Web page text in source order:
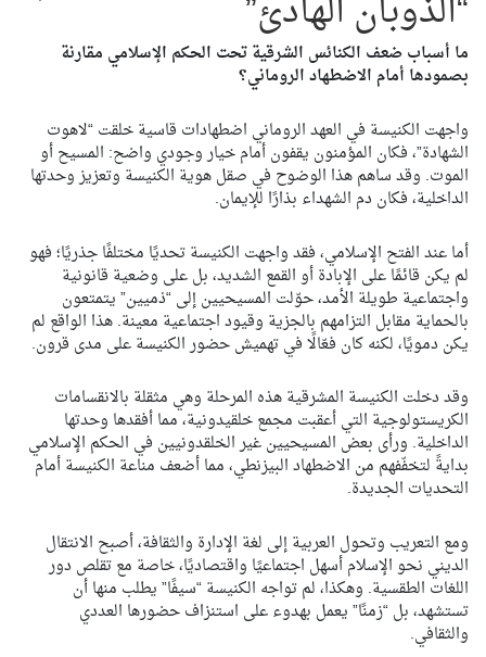
ما أسباب ضعف الكنائس الشرقية تحت الحكم الإسلامي مقارنة
بصمودها أمام الاضطهاد الروماني؟
واجهت الكنيسة في العهد الروماني اضطهادات قاسية خلقت “لاهوت
الشهادة”، فكان المؤمنون يقفون أمام خيار وجودي واضح: المسيح أو
الموت. وقد ساهم هذا الوضوح في صقل هوية الكنيسة وتعزيز وحدتها
الداخلية، فكان دم الشهداء بذارًا للإيمان.
أما عند الفتح الإسلامي، فقد واجهت الكنيسة تحديًا مختلفًا جذريًا؛ فهو
لم يكن قائمًا على الإبادة أو القمع الشديد، بل على وضعية قانونية
واجتماعية طويلة الأمد، حوّلت المسيحيين إلى “ذميين” يتمتعون
بالحماية مقابل التزامهم بالجزية وقيود اجتماعية معينة. هذا الواقع لم
يكن دمويًا، لكنه كان فعّالًا في تهميش حضور الكنيسة على مدى قرون.
وقد دخلت الكنيسة المشرقية هذه المرحلة وهي مثقلة بالانقسامات
الكريستولوجية التي أعقبت مجمع خلقيدونية، مما أفقدها وحدتها
الداخلية. ورأى بعض المسيحيين غير الخلقدونيين في الحكم الإسلامي
بدايةً لتخفّفهم من الاضطهاد البيزنطي، مما أضعف مناعة الكنيسة أمام
التحديات الجديدة.
ومع التعريب وتحول العربية إلى لغة الإدارة والثقافة، أصبح الانتقال
الديني نحو الإسلام أسهل اجتماعيًا واقتصاديًا، خاصة مع تقلص دور
اللغات الطقسية. وهكذا، لم تواجه الكنيسة “سيفًا” يطلب منها أن
تستشهد، بل “زمنًا” يعمل بهدوء على استنزاف حضورها العددي
والثقافي.